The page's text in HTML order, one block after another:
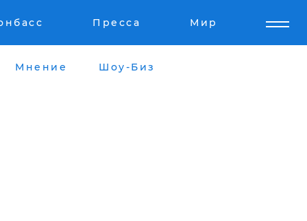
Пресса Мир
Мнение Шоу-Биз